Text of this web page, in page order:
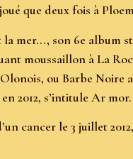
que deux fois à
la mer..., son 6e
moussaillon à La
ou Barbe Noire
2012, s’intitule Ar mor.
cancer le 3 juillet